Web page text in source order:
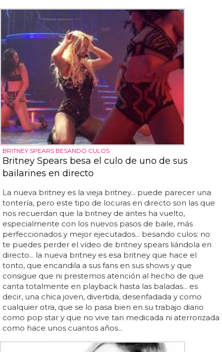
BRITNEY SPEARS BESANDO CULOS
Britney Spears besa el culo de uno de sus
bailarines en directo
La nueva britney es la vieja britney... puede parecer una
tontería, pero este tipo de locuras en directo son las que
nos recuerdan que la britney de antes ha vuelto,
especialmente con los nuevos pasos de baile, más
perfeccionados y mejor ejecutados... besando culos: no
te puedes perder el vídeo de britney spears liándola en
directo... la nueva britney es esa britney que hace el
tonto, que encandila a sus fans en sus shows y que
consigue que ni prestemos atención al hecho de que
canta totalmente en playback hasta las baladas... es
decir, una chica joven, divertida, desenfadada y como
cualquier otra, que se lo pasa bien en su trabajo diario
como pop star y que no vive tan medicada ni aterrorizada
como hace unos cuantos años...